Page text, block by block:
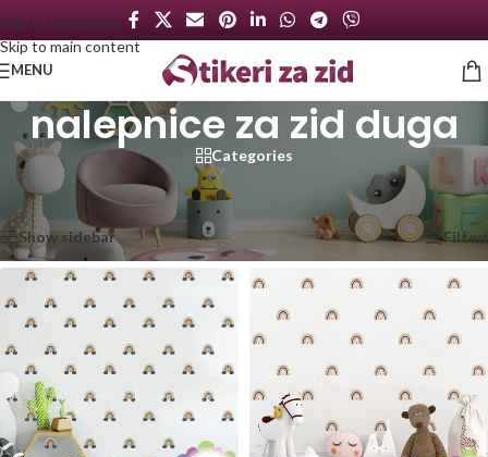
Skip to navigation
Skip to main content
MENU
nalepnice za zid duga
Categories
Početna
Proizvod označen „nalepnice za zid duga“
Prikazano je svih 4 rezultata
Show sidebar Filteri